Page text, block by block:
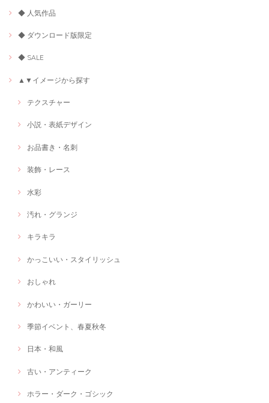
◆ 人気作品
◆ ダウンロード版限定
◆ SALE
▲▼イメージから探す
テクスチャー
小説・表紙デザイン
お品書き・名刺
装飾・レース
水彩
汚れ・グランジ
キラキラ
かっこいい・スタイリッシュ
おしゃれ
かわいい・ガーリー
季節イベント、春夏秋冬
日本・和風
古い・アンティーク
ホラー・ダーク・ゴシック